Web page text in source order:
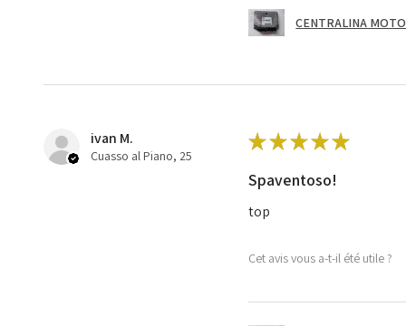
CENTRALINA
ivan M.
Cuasso al Piano, 25
★★★★★
Spaventoso!
top
Cet avis vous a-t-il été utile ?